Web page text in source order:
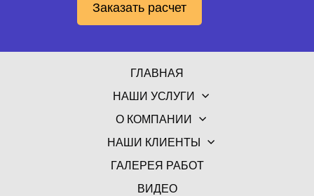
Заказать расчет
ГЛАВНАЯ
НАШИ УСЛУГИ
О КОМПАНИИ
НАШИ КЛИЕНТЫ
ГАЛЕРЕЯ РАБОТ
ВИДЕО